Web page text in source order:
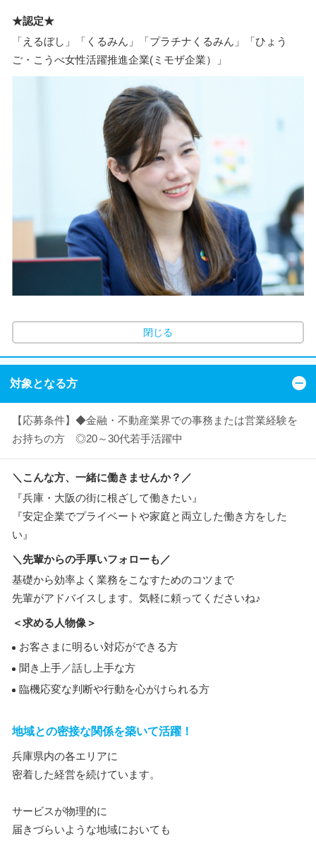
★認定★
「えるぼし」「くるみん」「プラチナくるみん」「ひょう
ご・こうべ女性活躍推進企業(ミモザ企業）」
閉じる
対象となる方
【応募条件】◆金融・不動産業界での事務または営業経験を
お持ちの方 ◎20～30代若手活躍中
＼こんな方、一緒に働きませんか？／
『兵庫・大阪の街に根ざして働きたい』
『安定企業でプライベートや家庭と両立した働き方をした
い』
＼先輩からの手厚いフォローも／
基礎から効率よく業務をこなすためのコツまで
先輩がアドバイスします。気軽に頼ってくださいね♪
＜求める人物像＞
お客さまに明るい対応ができる方
聞き上手／話し上手な方
臨機応変な判断や行動を心がけられる方
地域との密接な関係を築いて活躍！
兵庫県内の各エリアに
密着した経営を続けています。
サービスが物理的に
届きづらいような地域においても